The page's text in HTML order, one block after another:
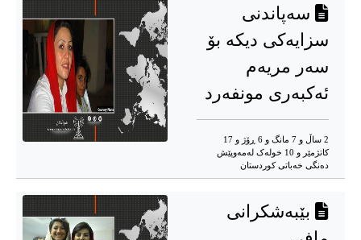
سەپاندنی
سزایەکی دیکە بۆ
سەر مریەم
ئەکبەری مونفەرد
2 ساڵ و 7 مانگ و 6 ڕۆژ و 17
کاتژمێر و 10 خوله‌ک له‌مه‌وپێش‌
دەنگی خەباتی کوردستان
بێبەشکرانی